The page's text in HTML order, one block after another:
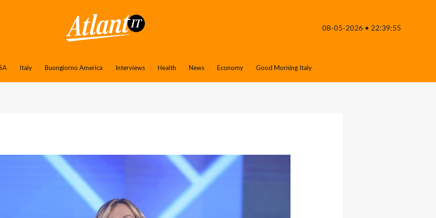
08-05-2026 • 22:39:55
Italy Buongiorno America Interviews Health News Economy Good Morning Italy